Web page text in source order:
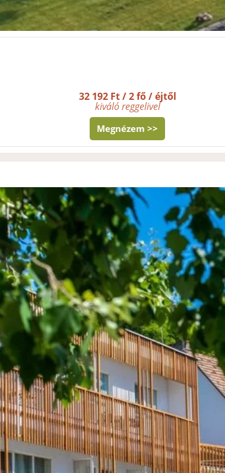
32 192 Ft / 2 fő / éjtől
kiváló reggelivel
Megnézem >>